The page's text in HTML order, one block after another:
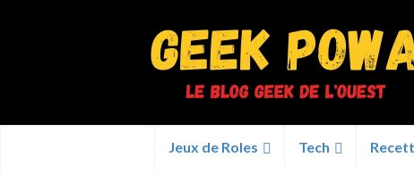
Jeux de Roles Tech